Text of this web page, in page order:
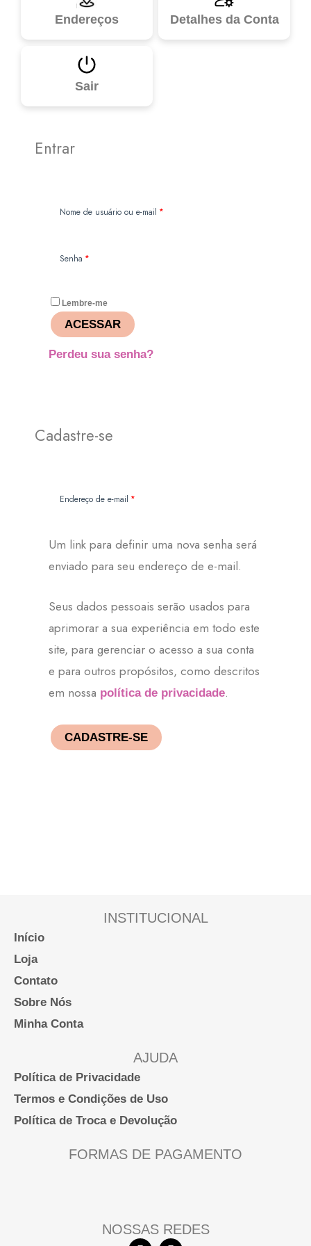
Endereços Detalhes da Conta
Sair
Entrar
Nome de usuário ou e-mail*Obrigatório
Senha*Obrigatório
Lembre-me
ACESSAR
Perdeu sua senha?
Cadastre-se
Endereço de e-mail*Obrigatório
Um link para definir uma nova senha será
enviado para seu endereço de e-mail.
Seus dados pessoais serão usados para
aprimorar a sua experiência em todo este
site, para gerenciar o acesso a sua conta
e para outros propósitos, como descritos
em nossa política de privacidade.
CADASTRE-SE
INSTITUCIONAL
Início
Loja
Contato
Sobre Nós
Minha Conta
AJUDA
Política de Privacidade
Termos e Condições de Uso
Política de Troca e Devolução
FORMAS DE PAGAMENTO
NOSSAS REDES
F I